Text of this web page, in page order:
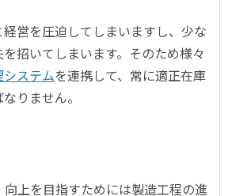
営を圧迫してしまいますし、少な
招いてしまいます。そのため様々
ステムを連携して、常に適正在庫
りません。
向上を目指すためには製造工程の進